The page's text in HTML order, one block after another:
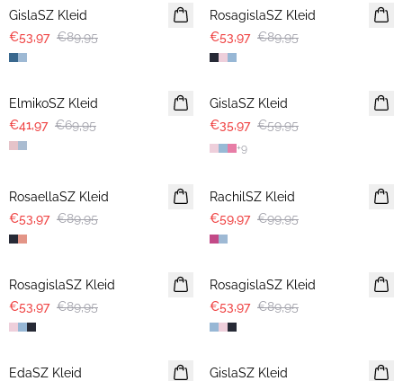
GislaSZ Kleid
€53,97 €89,95
RosagislaSZ Kleid
€53,97 €89,95
-40%
ElmikoSZ Kleid
€41,97 €69,95
-40%
GislaSZ Kleid
€35,97 €59,95
+9
RosaellaSZ Kleid
€53,97 €89,95
RachilSZ Kleid
€59,97 €99,95
-40%
RosagislaSZ Kleid
€53,97 €89,95
-40%
RosagislaSZ Kleid
€53,97 €89,95
-40%
EdaSZ Kleid
-40%
GislaSZ Kleid